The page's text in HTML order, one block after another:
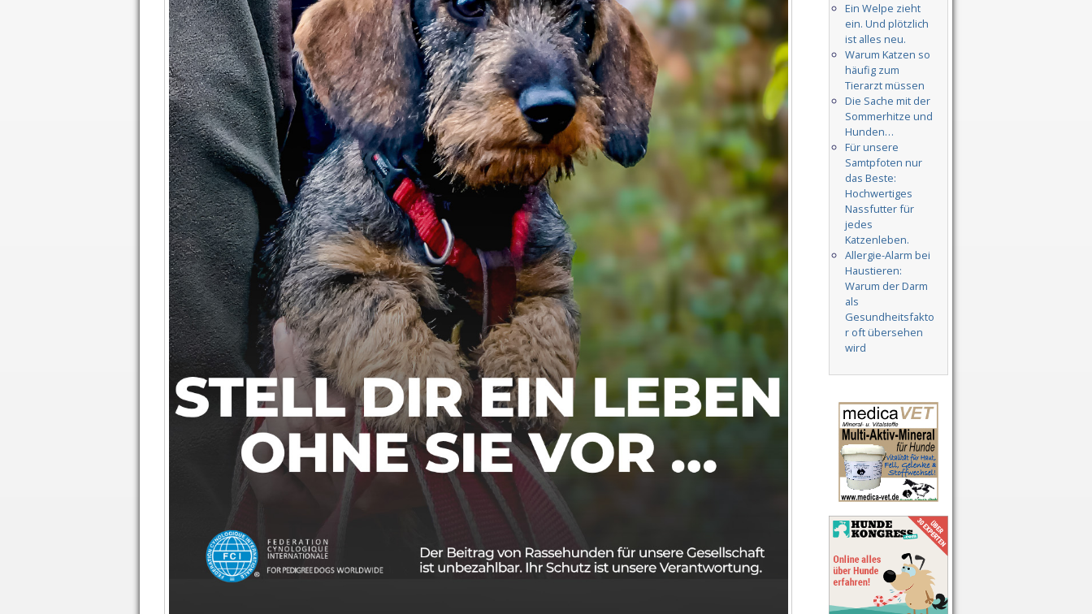
Ein Welpe zieht
ein. Und plötzlich
ist alles neu.
Warum Katzen so
häufig zum
Tierarzt müssen
Die Sache mit der
Sommerhitze und
Hunden…
Für unsere
Samtpfoten nur
das Beste:
Hochwertiges
Nassfutter für
jedes
Katzenleben.
Allergie-Alarm bei
Haustieren:
Warum der Darm
als
Gesundheitsfakto
r oft übersehen
wird